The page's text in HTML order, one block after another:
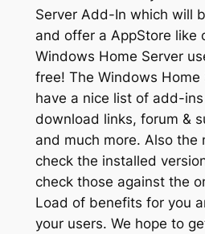
Server Add-In which will
and offer a AppStore like
Windows Home Server
free! The Windows Home
have a nice list of add-
download links, forum &
and much more. Also the
check the installed
check those against the
Load of benefits for you
your users. We hope to